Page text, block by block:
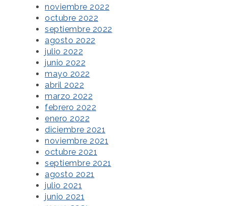
noviembre 2022
octubre 2022
septiembre 2022
agosto 2022
julio 2022
junio 2022
mayo 2022
abril 2022
marzo 2022
febrero 2022
enero 2022
diciembre 2021
noviembre 2021
octubre 2021
septiembre 2021
agosto 2021
julio 2021
junio 2021